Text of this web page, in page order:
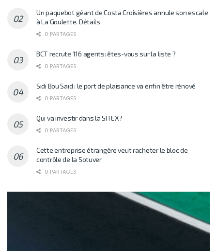
Un paquebot géant de Costa Croisières annule son escale
à La Goulette. Détails
0 PARTAGES
BCT recrute 116 agents: êtes-vous sur la liste ?
0 PARTAGES
Sidi Bou Saïd : le port de plaisance va enfin être rénové
0 PARTAGES
Qui va investir dans la SITEX?
0 PARTAGES
Cette entreprise étrangère veut racheter le bloc de
contrôle de la Sotuver
0 PARTAGES